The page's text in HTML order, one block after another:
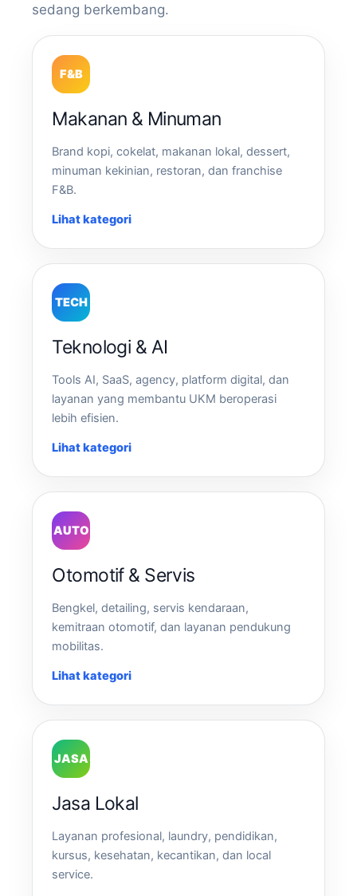
sedang berkembang.
F&B
Makanan & Minuman
Brand kopi, cokelat, makanan lokal, dessert,
minuman kekinian, restoran, dan franchise
F&B.
Lihat kategori
TECH
Teknologi & AI
Tools AI, SaaS, agency, platform digital, dan
layanan yang membantu UKM beroperasi
lebih efisien.
Lihat kategori
AUTO
Otomotif & Servis
Bengkel, detailing, servis kendaraan,
kemitraan otomotif, dan layanan pendukung
mobilitas.
Lihat kategori
JASA
Jasa Lokal
Layanan profesional, laundry, pendidikan,
kursus, kesehatan, kecantikan, dan local
service.